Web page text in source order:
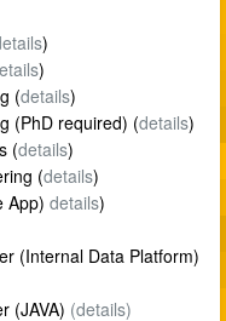
)
)
(details)
(PhD required) (details)
(details)
(details)
App) details)
(Internal Data Platform)
(JAVA) (details)